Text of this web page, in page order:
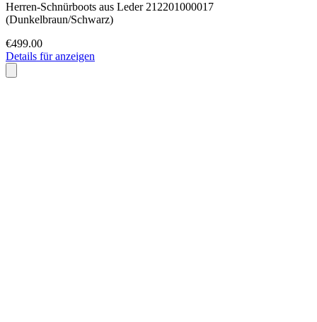
Herren-Schnürboots aus Leder 212201000017
(Dunkelbraun/Schwarz)
€499.00
Details für anzeigen